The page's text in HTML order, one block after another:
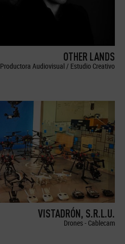
OTHER LANDS
Productora Audiovisual / Estudio Creativo
VISTADRÓN, S.R.L.U.
Drones - Cablecam